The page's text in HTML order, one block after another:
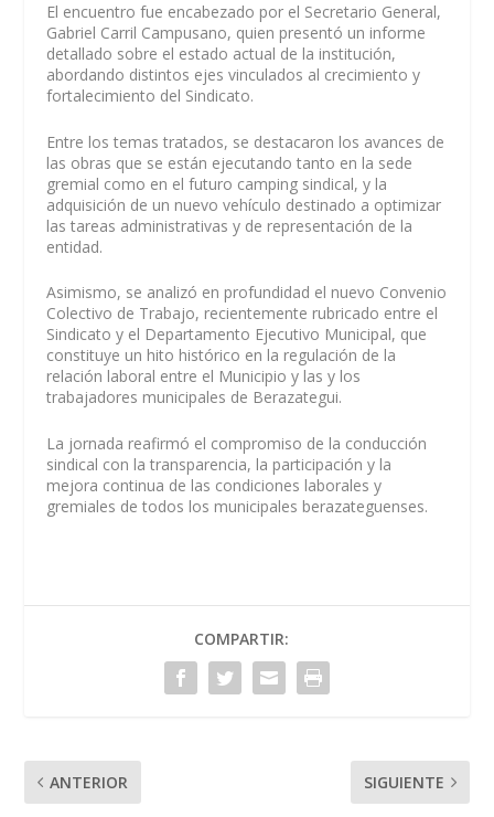
El encuentro fue encabezado por el Secretario General,
Gabriel Carril Campusano, quien presentó un informe
detallado sobre el estado actual de la institución,
abordando distintos ejes vinculados al crecimiento y
fortalecimiento del Sindicato.
Entre los temas tratados, se destacaron los avances de
las obras que se están ejecutando tanto en la sede
gremial como en el futuro camping sindical, y la
adquisición de un nuevo vehículo destinado a optimizar
las tareas administrativas y de representación de la
entidad.
Asimismo, se analizó en profundidad el nuevo Convenio
Colectivo de Trabajo, recientemente rubricado entre el
Sindicato y el Departamento Ejecutivo Municipal, que
constituye un hito histórico en la regulación de la
relación laboral entre el Municipio y las y los
trabajadores municipales de Berazategui.
La jornada reafirmó el compromiso de la conducción
sindical con la transparencia, la participación y la
mejora continua de las condiciones laborales y
gremiales de todos los municipales berazateguenses.
COMPARTIR:
ANTERIOR SIGUIENTE